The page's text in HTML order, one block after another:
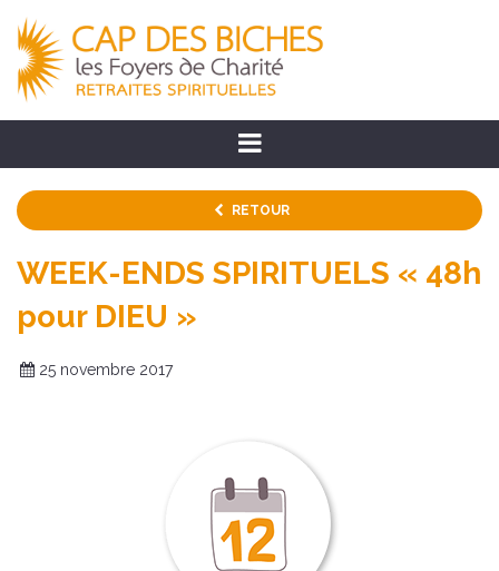
RETOUR
WEEK-ENDS SPIRITUELS « 48h
pour DIEU »
25 novembre 2017